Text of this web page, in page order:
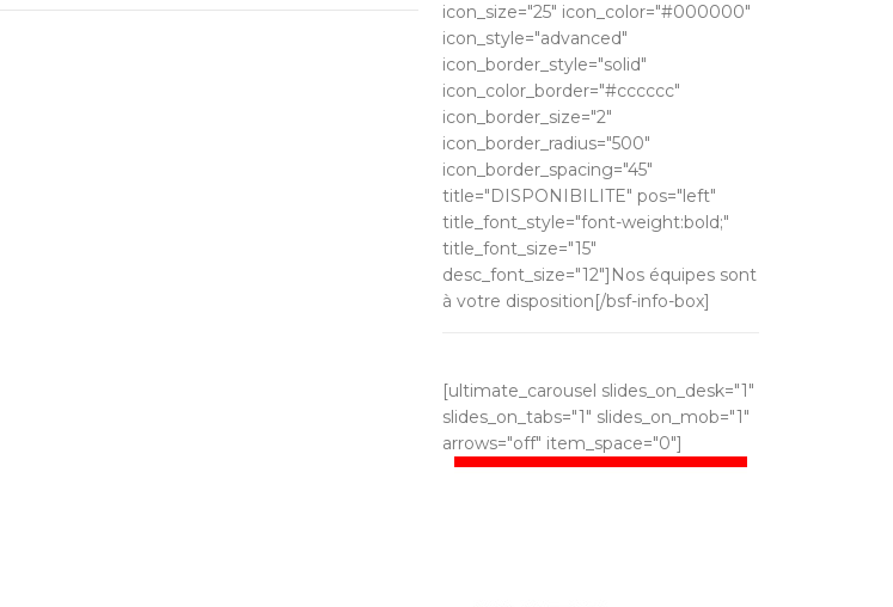
icon_size="25" icon_color="#000000"
icon_style="advanced"
icon_border_style="solid"
icon_color_border="#cccccc"
icon_border_size="2"
icon_border_radius="500"
icon_border_spacing="45"
title="DISPONIBILITE" pos="left"
title_font_style="font-weight:bold;"
title_font_size="15"
desc_font_size="12"]Nos équipes sont
à votre disposition[/bsf-info-box]
[ultimate_carousel slides_on_desk="1"
slides_on_tabs="1" slides_on_mob="1"
arrows="off" item_space="0"]